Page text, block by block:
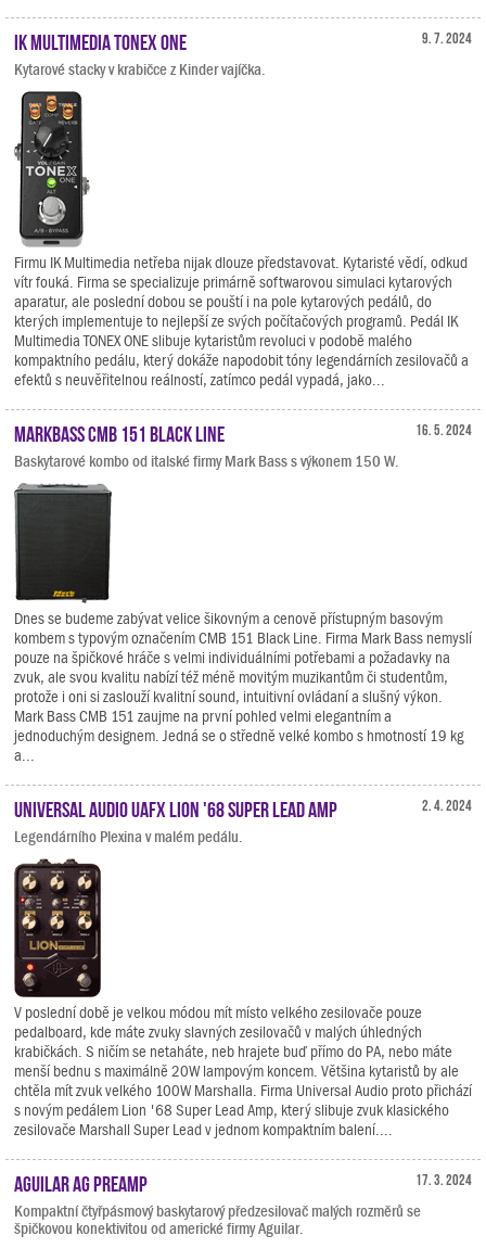
9. 7. 2024
IK Multimedia TONEX ONE
Kytarové stacky v krabičce z Kinder vajíčka.
Firmu IK Multimedia netřeba nijak dlouze představovat. Kytaristé vědí, odkud
vítr fouká. Firma se specializuje primárně softwarovou simulaci kytarových
aparatur, ale poslední dobou se pouští i na pole kytarových pedálů, do
kterých implementuje to nejlepší ze svých počítačových programů. Pedál IK
Multimedia TONEX ONE slibuje kytaristům revoluci v podobě malého
kompaktního pedálu, který dokáže napodobit tóny legendárních zesilovačů a
efektů s neuvěřitelnou reálností, zatímco pedál vypadá, jako...
16. 5. 2024
Markbass CMB 151 Black Line
Baskytarové kombo od italské firmy Mark Bass s výkonem 150 W.
Dnes se budeme zabývat velice šikovným a cenově přístupným basovým
kombem s typovým označením CMB 151 Black Line. Firma Mark Bass nemyslí
pouze na špičkové hráče s velmi individuálními potřebami a požadavky na
zvuk, ale svou kvalitu nabízí též méně movitým muzikantům či studentům,
protože i oni si zaslouží kvalitní sound, intuitivní ovládaní a slušný výkon.
Mark Bass CMB 151 zaujme na první pohled velmi elegantním a
jednoduchým designem. Jedná se o středně velké kombo s hmotností 19 kg
a...
2. 4. 2024
Universal Audio UAFX Lion '68 Super Lead Amp
Legendárního Plexina v malém pedálu.
V poslední době je velkou módou mít místo velkého zesilovače pouze
pedalboard, kde máte zvuky slavných zesilovačů v malých úhledných
krabičkách. S ničím se netaháte, neb hrajete buď přímo do PA, nebo máte
menší bednu s maximálně 20W lampovým koncem. Většina kytaristů by ale
chtěla mít zvuk velkého 100W Marshalla. Firma Universal Audio proto přichází
s novým pedálem Lion '68 Super Lead Amp, který slibuje zvuk klasického
zesilovače Marshall Super Lead v jednom kompaktním balení....
17. 3. 2024
Aguilar AG Preamp
Kompaktní čtyřpásmový baskytarový předzesilovač malých rozměrů se
špičkovou konektivitou od americké firmy Aguilar.